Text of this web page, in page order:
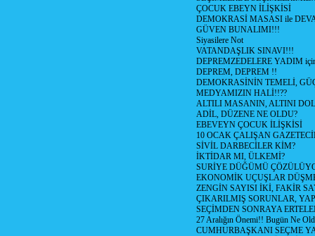
ÇOCUK EBEYN İLİŞKİSİ
DEMOKRASİ MASASI ile
GÜVEN BUNALIMI!!!
Siyasilere Not
VATANDAŞLIK SINAVI!!!
DEPREMZEDELERE YADIM
DEPREM, DEPREM !!
DEMOKRASİNİN TEMELİ,
MEDYAMIZIN HALİ!!??
ALTILI MASANIN, ALTINI
ADİL, DÜZENE NE OLDU?
EBEVEYN ÇOCUK İLİŞKİSİ
10 OCAK ÇALIŞAN
SİVİL DARBECİLER KİM?
İKTİDAR MI, ÜLKEMİ?
SURİYE DÜĞÜMÜ
EKONOMİK UÇUŞLAR
ZENGİN SAYISI İKİ, FAKİR
ÇIKARILMIŞ SORUNLAR,
SEÇİMDEN SONRAYA
27 Aralığın Önemi!! Bugün Ne
CUMHURBAŞKANI SEÇME